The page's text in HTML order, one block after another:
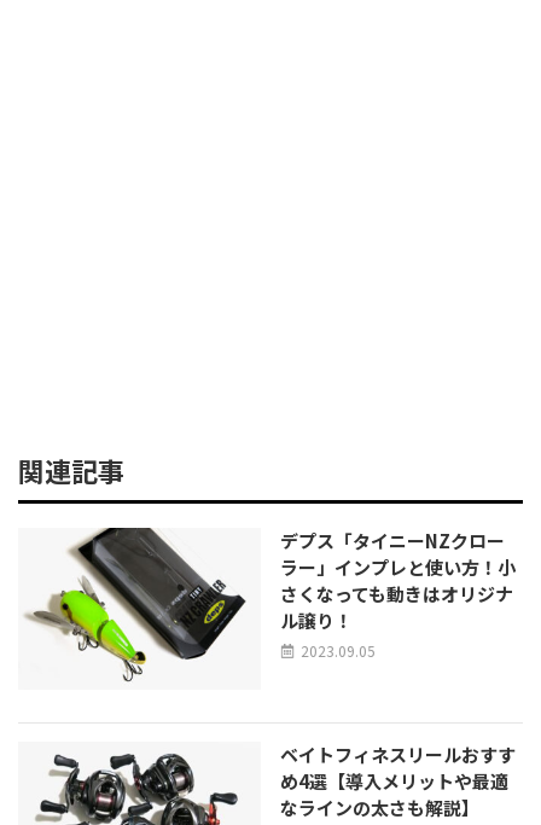
関連記事
デプス「タイニーNZクロー
ラー」インプレと使い方！小
さくなっても動きはオリジナ
ル譲り！
2023.09.05
ベイトフィネスリールおすす
め4選【導入メリットや最適
なラインの太さも解説】